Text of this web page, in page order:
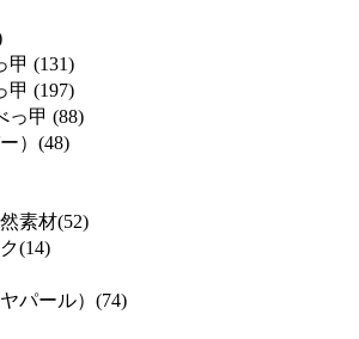
甲 (131)
甲 (197)
っ甲 (88)
）(48)
素材(52)
(14)
パール）(74)